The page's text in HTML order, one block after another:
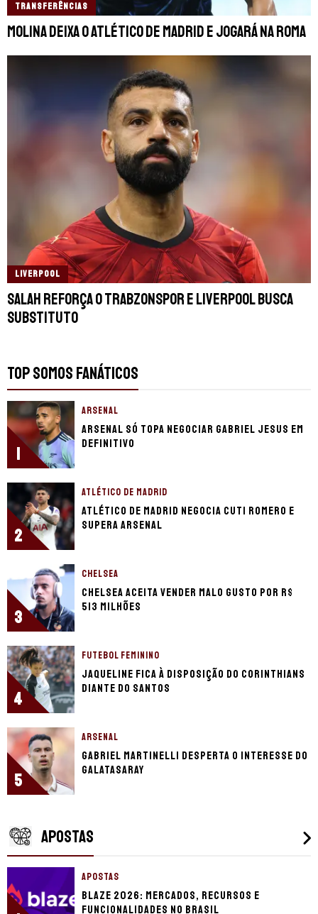
TRANSFERÊNCIAS
Molina deixa o Atlético de Madrid e jogará na Roma
LIVERPOOL
Salah reforça o Trabzonspor e Liverpool busca
substituto
TOP SOMOS FANÁTICOS
1
ARSENAL
Arsenal só topa negociar Gabriel Jesus em
definitivo
2
ATLÉTICO DE MADRID
Atlético de Madrid negocia Cuti Romero e
supera Arsenal
3
CHELSEA
Chelsea aceita vender Malo Gusto por R$
513 milhões
4
FUTEBOL FEMININO
Jaqueline fica à disposição do Corinthians
diante do Santos
5
ARSENAL
Gabriel Martinelli desperta o interesse do
Galatasaray
APOSTAS
APOSTAS
Blaze 2026: mercados, recursos e
funcionalidades no Brasil